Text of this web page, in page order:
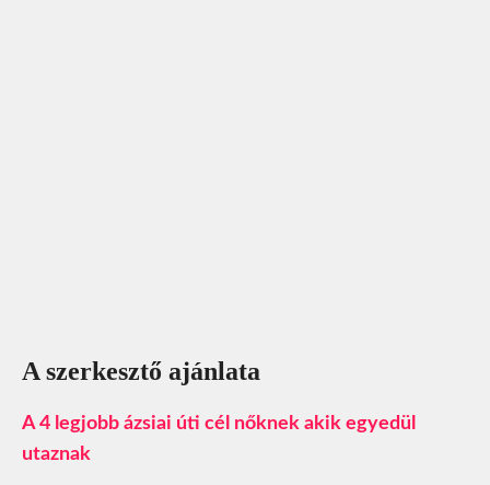
A szerkesztő ajánlata
A 4 legjobb ázsiai úti cél nőknek akik egyedül
utaznak